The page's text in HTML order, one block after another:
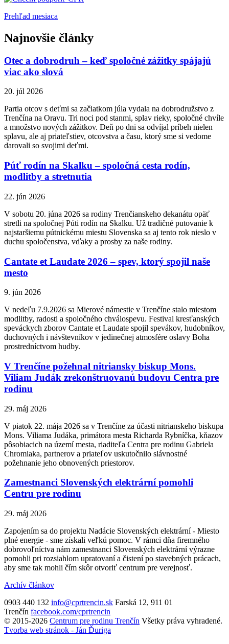
Prehľad mesiaca
Najnovšie články
Otec a dobrodruh – keď spoločné zážitky spájajú
viac ako slová
20. júl 2026
Partia otcov s deťmi sa začiatkom júla vydala na dobrodružstvo z
Trenčína na Oravu. Tri noci pod stanmi, splav rieky, spoločné chvíle
a množstvo nových zážitkov. Deň po dni sa odvíjal príbeh nielen
splavu, ale aj priateľstiev, otcovstva a času, ktorý sme si vedome
darovali so svojimi deťmi.
Púť rodín na Skalku – spoločná cesta rodín,
modlitby a stretnutia
22. jún 2026
V sobotu 20. júna 2026 sa rodiny Trenčianskeho dekanátu opäť
stretli na spoločnej Púti rodín na Skalku. Už tradičné putovanie k
najstaršiemu pútnickému miestu Slovenska sa aj tento rok nieslo v
duchu spoločenstva, vďaky a prosby za naše rodiny.
Cantate et Laudate 2026 – spev, ktorý spojil naše
mesto
9. jún 2026
V nedeľu 7.9.2026 sa Mierové námestie v Trenčíne stalo miestom
modlitby, radosti a spoločného chválospevu. Festival kresťanských
speváckych zborov Cantate et Laudate spojil spevákov, hudobníkov,
duchovných i návštevníkov v jedinečnej atmosfére oslavy Boha
prostredníctvom hudby.
V Trenčíne požehnal nitriansky biskup Mons.
Viliam Judák zrekonštruovanú budovu Centra pre
rodinu
29. máj 2026
V piatok 22. mája 2026 sa v Trenčíne za účasti nitrianskeho biskupa
Mons. Viliama Judáka, primátora mesta Richarda Rybníčka, kňazov
pôsobiacich na území mesta, riaditeľa Centra pre rodinu Gabriela
Chromiaka, partnerov a priateľov uskutočnilo slávnostné
požehnanie jeho obnovených priestorov.
Zamestnanci Slovenských elektrární pomohli
Centru pre rodinu
29. máj 2026
Zapojením sa do projektu Nadácie Slovenských elektrární - Miesto
plné energie - sme získali veľkú pomoc. V rámci dňa firemného
dobrovoľníctva nám zamestnanci Slovenských elektrární výrazne
pomohli pri rozsiahlom upratovaní a čistení po stavebných prácach,
aby sme tak mohli čím skôr otvoriť centrum pre verejnosť.
Archív článkov
0903 440 132 info@cprtrencin.sk Farská 12, 911 01
Trenčín facebook.com/cprtrencin
© 2015-2026 Centrum pre rodinu Trenčín Všetky práva vyhradené.
Tvorba web stránok - Ján Ďuriga